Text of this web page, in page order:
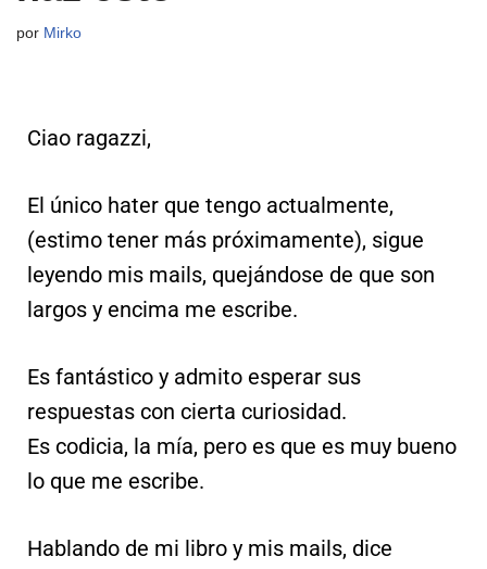
por Mirko
Ciao ragazzi,
El único hater que tengo actualmente,
(estimo tener más próximamente), sigue
leyendo mis mails, quejándose de que son
largos y encima me escribe.
Es fantástico y admito esperar sus
respuestas con cierta curiosidad.
Es codicia, la mía, pero es que es muy bueno
lo que me escribe.
Hablando de mi libro y mis mails, dice